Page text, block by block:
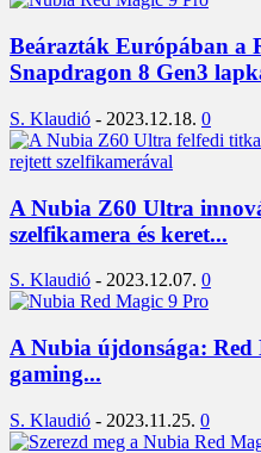
Beárazták Európában a
Snapdragon 8 Gen3
S. Klaudió - 2023.12.18. 0
A Nubia Z60 Ultra
szelfikamera és keret...
S. Klaudió - 2023.12.07. 0
A Nubia újdonsága: Red
gaming...
S. Klaudió - 2023.11.25. 0